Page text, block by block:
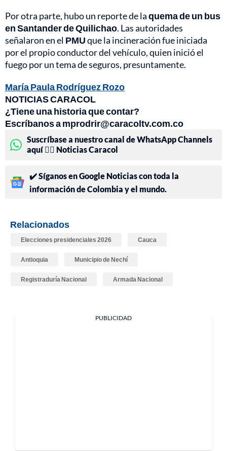
Por otra parte, hubo un reporte de laquema de un bus
en Santander de Quilichao. Las autoridades
señalaron en el PMUque la incineración fue iniciada
por el propio conductor del vehículo, quien inició el
fuego por un tema de seguros, presuntamente.
María Paula Rodríguez Rozo
NOTICIAS CARACOL
¿Tiene una historia que contar?
Escríbanos a mprodrir@caracoltv.com.co
Suscríbase a nuestro canal de WhatsApp Channels
aquí 👉🏻 Noticias Caracol
✔️ Síganos en Google Noticias con toda la
información de Colombia y el mundo.
Relacionados
Elecciones presidenciales 2026 Cauca
Antioquia Municipio de Nechí
Registraduría Nacional Armada Nacional
PUBLICIDAD